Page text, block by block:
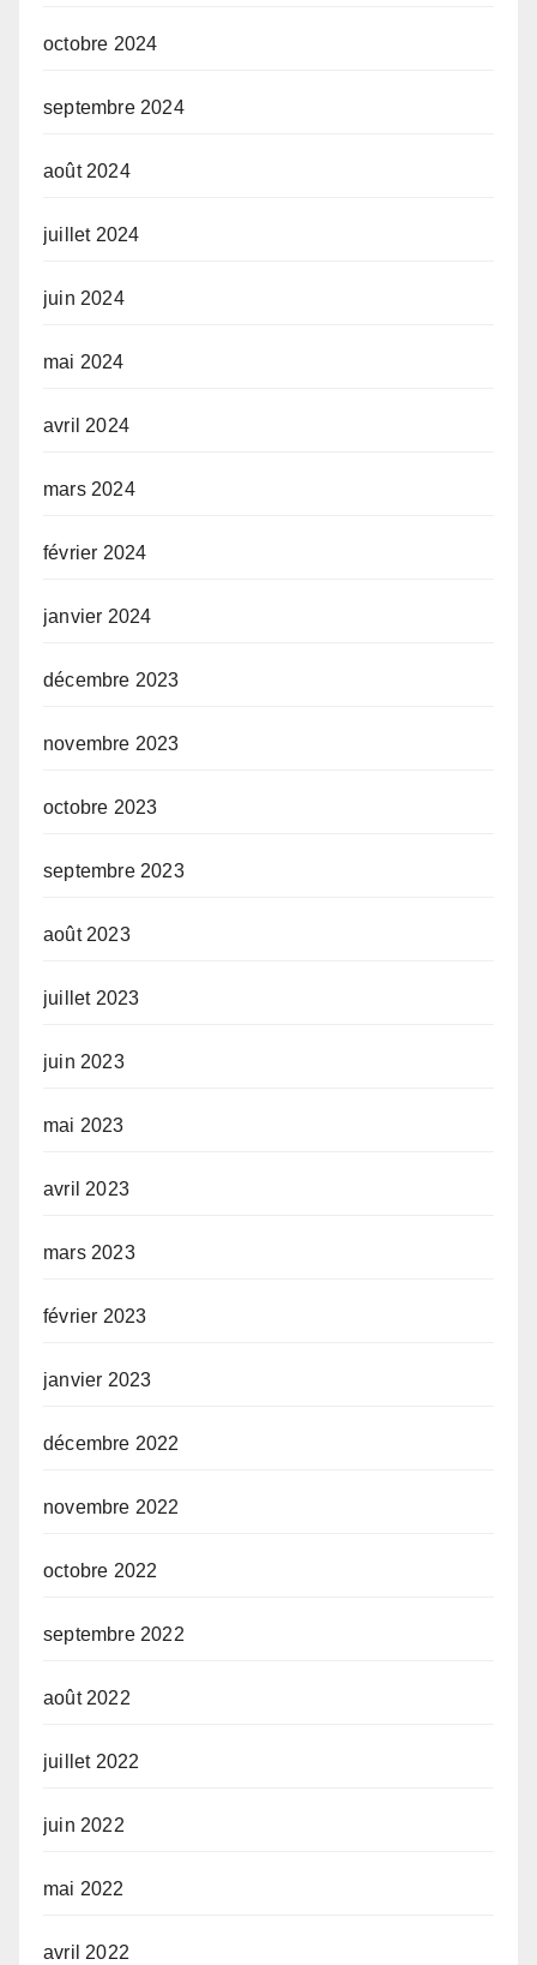
octobre 2024
septembre 2024
août 2024
juillet 2024
juin 2024
mai 2024
avril 2024
mars 2024
février 2024
janvier 2024
décembre 2023
novembre 2023
octobre 2023
septembre 2023
août 2023
juillet 2023
juin 2023
mai 2023
avril 2023
mars 2023
février 2023
janvier 2023
décembre 2022
novembre 2022
octobre 2022
septembre 2022
août 2022
juillet 2022
juin 2022
mai 2022
avril 2022